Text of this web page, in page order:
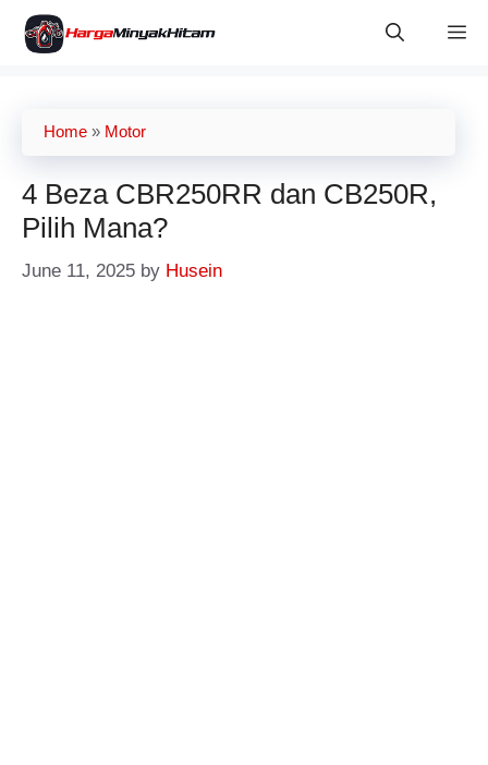
Skip
Home » Motor
4 Beza CBR250RR dan CB250R,
Pilih Mana?
June 11, 2025 by Husein